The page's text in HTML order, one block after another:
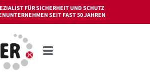
FÜR SICHERHEIT UND SCHUTZ
SEIT FAST 50 JAHREN